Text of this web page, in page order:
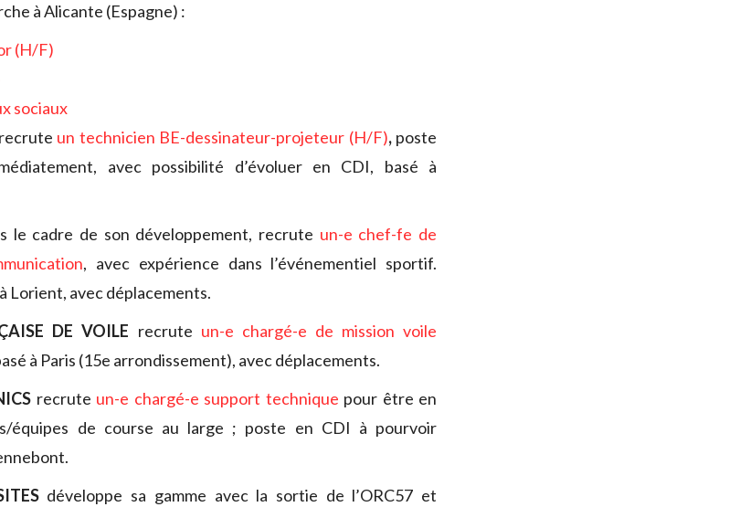
à Alicante (Espagne) :
(H/F)
sociaux
recrute un technicien BE-dessinateur-projeteur (H/F), poste
avec possibilité d’évoluer en CDI, basé à
le cadre de son développement, recrute un-e chef-fe de
, avec expérience dans l’événementiel sportif.
Lorient, avec déplacements.
DE VOILE recrute un-e chargé-e de mission voile
à Paris (15e arrondissement), avec déplacements.
recrute un-e chargé-e support technique pour être en
équipes de course au large ; poste en CDI à pourvoir
développe sa gamme avec la sortie de l’ORC57 et